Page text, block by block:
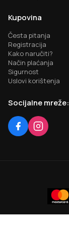
Kupovina
Česta pitanja
Registracija
Kako naručiti?
Način plaćanja
Sigurnost
Uslovi korištenja
Socijalne mreže: